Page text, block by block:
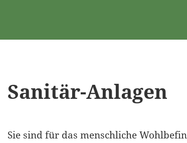
Sanitär-Anlagen
Sie sind für das menschliche